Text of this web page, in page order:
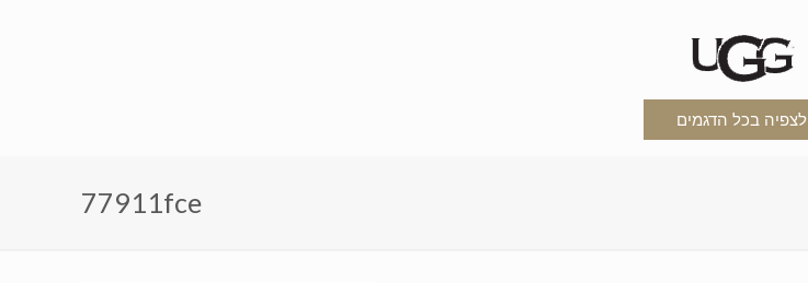
לצפיה בכל הדגמים
77911fce